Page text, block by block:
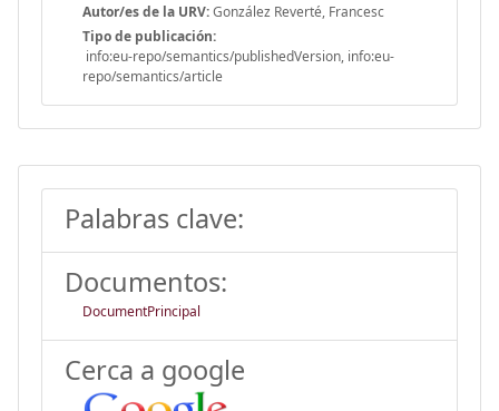
Autor/es de la URV:González Reverté, Francesc
Tipo de publicación:
info:eu-repo/semantics/publishedVersion, info:eu-
repo/semantics/article
Palabras clave:
Documentos:
DocumentPrincipal
Cerca a google